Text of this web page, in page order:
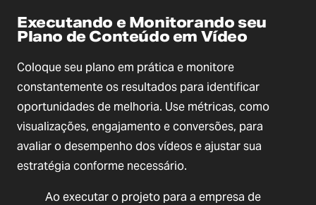
Executando e Monitorando seu
Plano de Conteúdo em Vídeo
Coloque seu plano em prática e monitore
constantemente os resultados para identificar
oportunidades de melhoria. Use métricas, como
visualizações, engajamento e conversões, para
avaliar o desempenho dos vídeos e ajustar sua
estratégia conforme necessário.
Ao executar o projeto para a empresa de